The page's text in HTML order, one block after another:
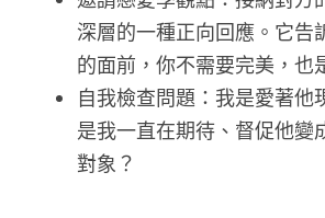
深層的一種正向回應。它告
的面前，你不需要完美，也
自我檢查問題：我是愛著他
是我一直在期待、督促他變
對象？